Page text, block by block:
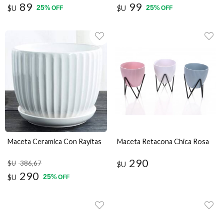
$U 89 25%OFF $U 99 25%OFF
Maceta Ceramica Con Rayitas
$U 386,67
$U 290 25%OFF
Maceta Retacona Chica Rosa
$U 290